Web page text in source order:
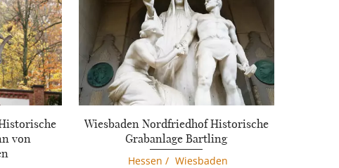
von
Wiesbaden Nordfriedhof Historische
Grabanlage Bartling
Hessen / Wiesbaden